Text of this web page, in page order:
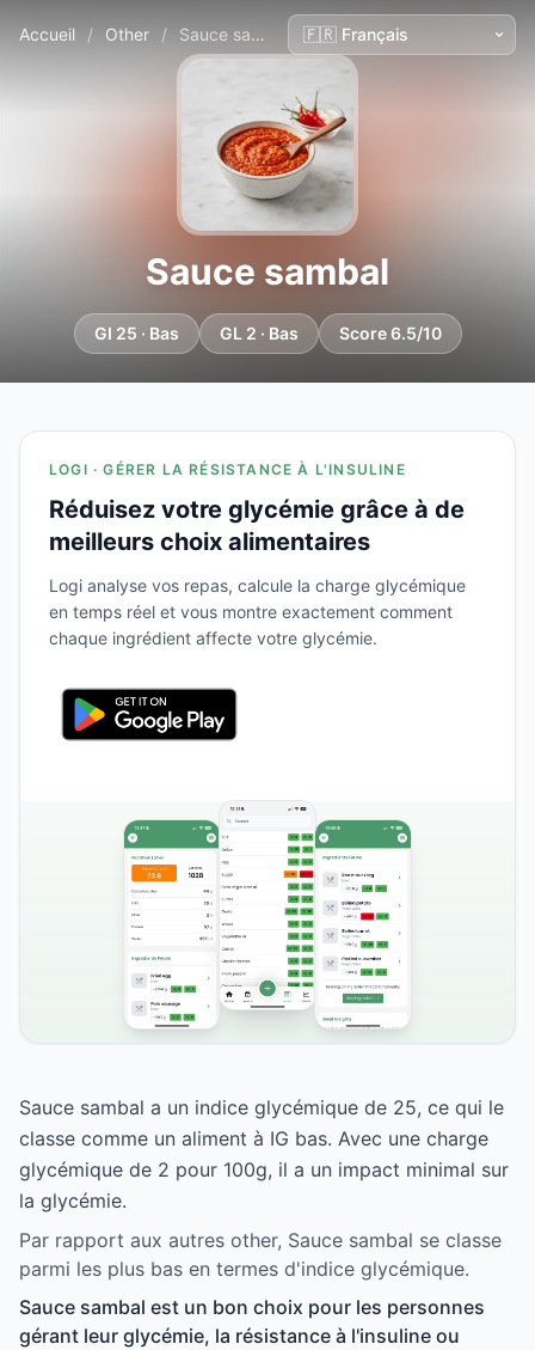
Accueil / Other / Sauce sambal
Sauce sambal
GI 25 · Bas GL 2 · Bas Score 6.5/10
LOGI · GÉRER LA RÉSISTANCE À L'INSULINE
Réduisez votre glycémie grâce à de
meilleurs choix alimentaires
Logi analyse vos repas, calcule la charge glycémique
en temps réel et vous montre exactement comment
chaque ingrédient affecte votre glycémie.
Sauce sambal a un indice glycémique de 25, ce qui le
classe comme un aliment à IG bas. Avec une charge
glycémique de 2 pour 100g, il a un impact minimal sur
la glycémie.
Par rapport aux autres other, Sauce sambal se classe
parmi les plus bas en termes d'indice glycémique.
Sauce sambal est un bon choix pour les personnes
gérant leur glycémie, la résistance à l'insuline ou